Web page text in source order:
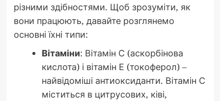
різними здібностями. Щоб зрозуміти, як
вони працюють, давайте розглянемо
основні їхні типи:
Вітаміни: Вітамін С (аскорбінова
кислота) і вітамін Е (токоферол) –
найвідоміші антиоксиданти. Вітамін С
міститься в цитрусових, ківі,